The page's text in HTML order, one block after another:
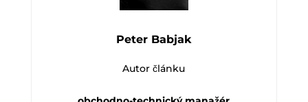
Peter Babjak
Autor článku